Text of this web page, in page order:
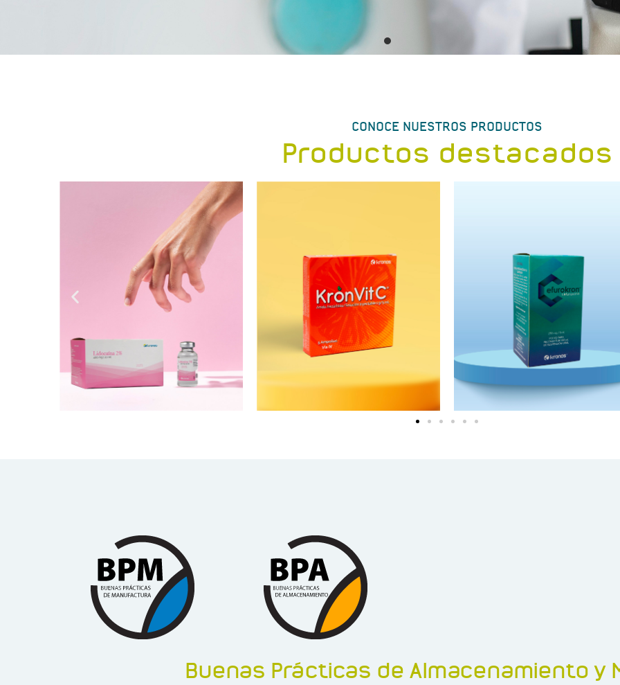
CONOCE NUESTROS PRODUCTOS
Productos destacados
Buenas Prácticas de Almacenamiento y